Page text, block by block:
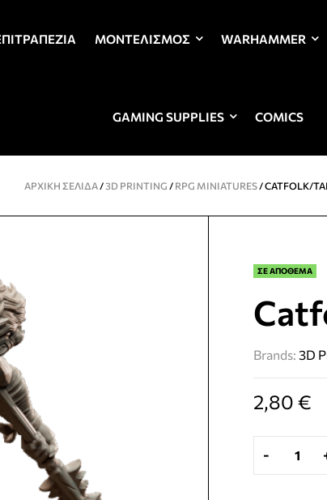
ΜΟΝΤΕΛΙΣΜΌΣ WARHAMMER
GAMING SUPPLIES COMICS
ΑΡΧΙΚΉ ΣΕΛΊΔΑ/3D PRINTING / RPG MINIATURES/ CATFOLK/
ΣΕ ΑΠΟΘΕΜΑ
Brands: 3D
2,80 €
-